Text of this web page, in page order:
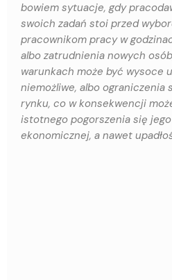
bowiem sytuacje, gdy
swoich zadań stoi przed
pracownikom pracy w
albo zatrudnienia nowych
warunkach może być wysoce
niemożliwe, albo ograniczenia
rynku, co w konsekwencji
istotnego pogorszenia się
ekonomicznej, a nawet